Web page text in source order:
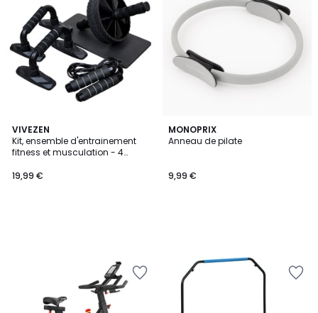
VIVEZEN
Kit, ensemble d'entrainement
fitness et musculation - 4
19,99 €
MONOPRIX
Anneau de pilate
9,99 €